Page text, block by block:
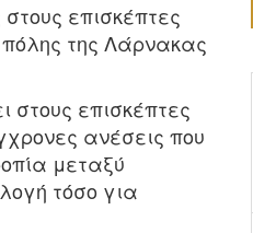
επισκέπτες
πόλης της Λάρνακας
στους επισκέπτες
ανέσεις που
μεταξύ
τόσο για